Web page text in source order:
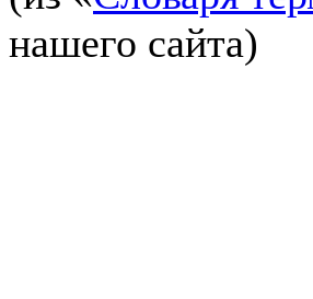
нашего сайта)